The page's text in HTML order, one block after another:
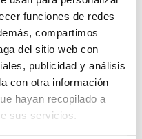
funciones de redes
compartimos
del sitio web con
publicidad y análisis
con otra información
hayan recopilado a
sus servicios.